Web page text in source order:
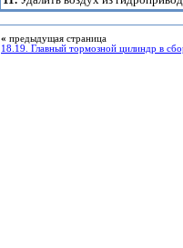
« предыдущая страница
18.19. Главный тормозной цилиндр в